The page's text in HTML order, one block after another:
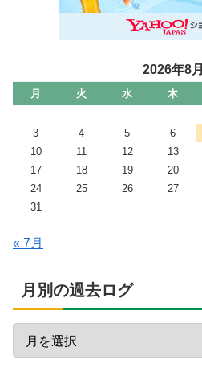
2026年8月
月 火 水 木
3
4 5 6
10
11 12 13
17
18 19 20
24
25 26 27
31
« 7月
月別の過去ログ